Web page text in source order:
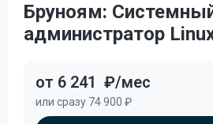
Бруноям:
администратор
от 6 241 ₽/мес
или сразу 74 900 ₽